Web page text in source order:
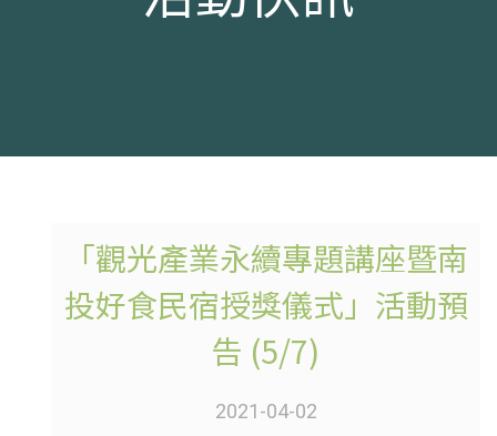
「觀光產業永續專題講座暨南
投好食民宿授獎儀式」活動預
告 (5/7)
2021-04-02